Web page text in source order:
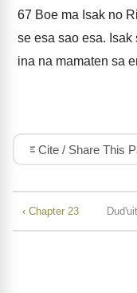
67 Boe ma Isak no
se esa sao esa. Isak
ina na mamaten sa
Cite / Share This
‹ Chapter 23